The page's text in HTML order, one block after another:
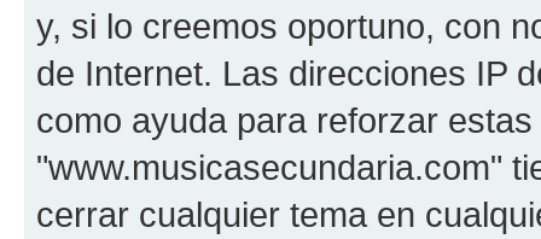
y, si lo creemos oportuno, con
de Internet. Las direcciones IP
como ayuda para reforzar
"www.musicasecundaria.com"
cerrar cualquier tema en